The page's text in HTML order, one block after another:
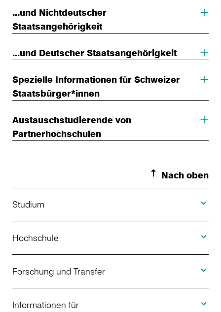
...und Nichtdeutscher
Staatsangehörigkeit
...und Deutscher Staatsangehörigkeit
Spezielle Informationen für Schweizer
Staatsbürger*innen
Austauschstudierende von
Partnerhochschulen
Nach oben
Studium
Studienangebot
Bewerbung
Studienberatung
Hochschule
Über uns
Aktuelles
Forschung und Transfer
Projekte
Informationen für